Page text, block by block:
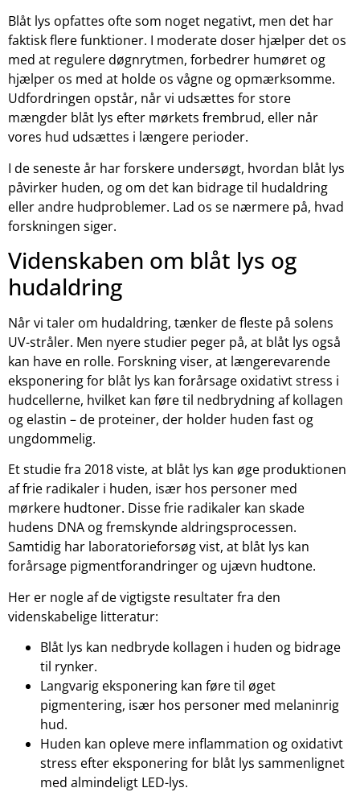
Blåt lys opfattes ofte som noget negativt, men det har
faktisk flere funktioner. I moderate doser hjælper det os
med at regulere døgnrytmen, forbedrer humøret og
hjælper os med at holde os vågne og opmærksomme.
Udfordringen opstår, når vi udsættes for store
mængder blåt lys efter mørkets frembrud, eller når
vores hud udsættes i længere perioder.
I de seneste år har forskere undersøgt, hvordan blåt lys
påvirker huden, og om det kan bidrage til hudaldring
eller andre hudproblemer. Lad os se nærmere på, hvad
forskningen siger.
Videnskaben om blåt lys og
hudaldring
Når vi taler om hudaldring, tænker de fleste på solens
UV-stråler. Men nyere studier peger på, at blåt lys også
kan have en rolle. Forskning viser, at længerevarende
eksponering for blåt lys kan forårsage oxidativt stress i
hudcellerne, hvilket kan føre til nedbrydning af kollagen
og elastin – de proteiner, der holder huden fast og
ungdommelig.
Et studie fra 2018 viste, at blåt lys kan øge produktionen
af frie radikaler i huden, især hos personer med
mørkere hudtoner. Disse frie radikaler kan skade
hudens DNA og fremskynde aldringsprocessen.
Samtidig har laboratorieforsøg vist, at blåt lys kan
forårsage pigmentforandringer og ujævn hudtone.
Her er nogle af de vigtigste resultater fra den
videnskabelige litteratur:
Blåt lys kan nedbryde kollagen i huden og bidrage
til rynker.
Langvarig eksponering kan føre til øget
pigmentering, især hos personer med melaninrig
hud.
Huden kan opleve mere inflammation og oxidativt
stress efter eksponering for blåt lys sammenlignet
med almindeligt LED-lys.